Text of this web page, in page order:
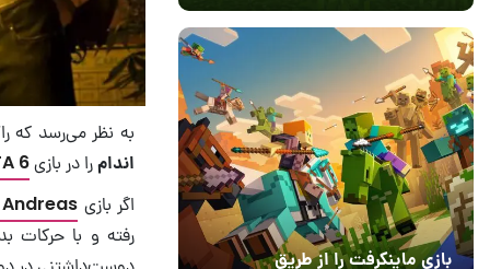
بازی ماینکرفت را از طریق
به نظر می‌‎رسد که راک‌استار قصد دارد یکی از محبوب‌ترین ویژگی های بازی
اندامرا در بازی6
اگر بازی
رفته و با حرکات